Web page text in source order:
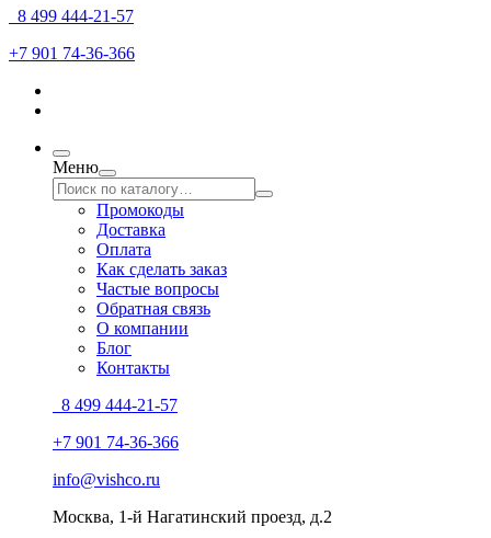
8 499 444-21-57
+7 901 74-36-366
Меню
Промокоды
Доставка
Оплата
Как сделать заказ
Частые вопросы
Обратная связь
О компании
Блог
Контакты
8 499 444-21-57
+7 901 74-36-366
info@vishco.ru
Москва, 1-й Нагатинский проезд, д.2